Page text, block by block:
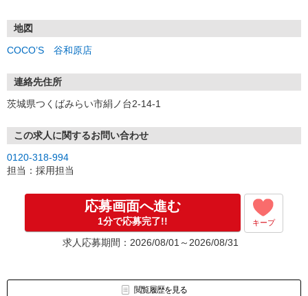
地図
COCO’S 谷和原店
連絡先住所
茨城県つくばみらい市絹ノ台2-14-1
この求人に関するお問い合わせ
0120-318-994
担当：採用担当
応募画面へ進む
1分で応募完了!! キープ
求人応募期間：2026/08/01～2026/08/31
閲覧履歴を見る